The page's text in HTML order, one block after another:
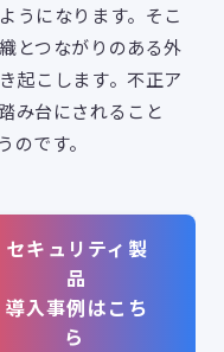
うになります。そこ
とつながりのある外
起こします。不正ア
み台にされること
です。
セキュリティ製
品
導入事例はこち
ら